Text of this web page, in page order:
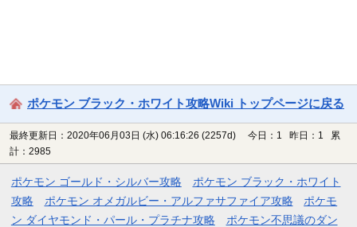
ポケモン ブラック・ホワイト攻略Wiki トップページに戻る
最終更新日：2020年06月03日 (水) 06:16:26 (2257d)
今日：1 昨日：1 累
計：2985
ポケモン ゴールド・シルバー攻略
ポケモン ブラック・ホワイト
攻略
ポケモン オメガルビー・アルファサファイア攻略
ポケモ
ン ダイヤモンド・パール・プラチナ攻略
ポケモン不思議のダン